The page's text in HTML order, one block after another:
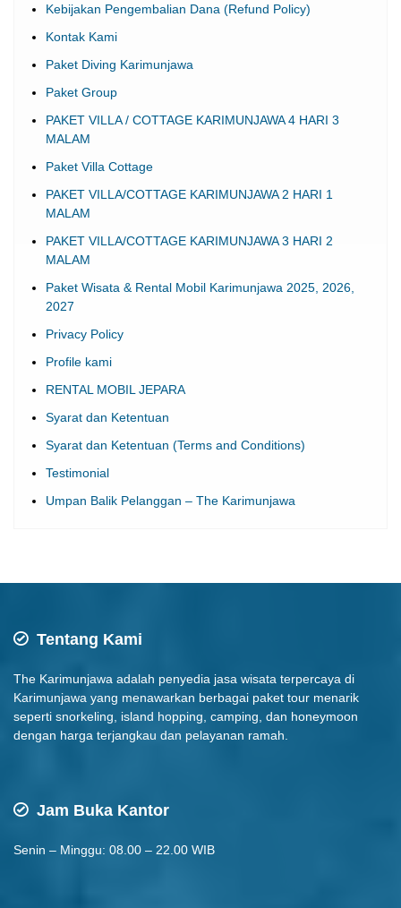
Kebijakan Pengembalian Dana (Refund Policy)
Kontak Kami
Paket Diving Karimunjawa
Paket Group
PAKET VILLA / COTTAGE KARIMUNJAWA 4 HARI 3
MALAM
Paket Villa Cottage
PAKET VILLA/COTTAGE KARIMUNJAWA 2 HARI 1
MALAM
PAKET VILLA/COTTAGE KARIMUNJAWA 3 HARI 2
MALAM
Paket Wisata & Rental Mobil Karimunjawa 2025, 2026,
2027
Privacy Policy
Profile kami
RENTAL MOBIL JEPARA
Syarat dan Ketentuan
Syarat dan Ketentuan (Terms and Conditions)
Testimonial
Umpan Balik Pelanggan – The Karimunjawa
Tentang Kami
The Karimunjawa adalah penyedia jasa wisata terpercaya di
Karimunjawa yang menawarkan berbagai paket tour menarik
seperti snorkeling, island hopping, camping, dan honeymoon
dengan harga terjangkau dan pelayanan ramah.
Jam Buka Kantor
Senin – Minggu: 08.00 – 22.00 WIB